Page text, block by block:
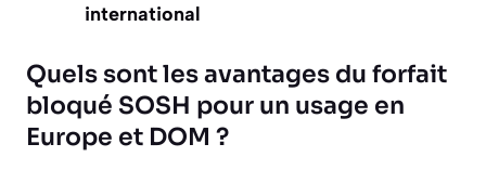
international
Quels sont les avantages du forfait
bloqué SOSH pour un usage en
Europe et DOM ?